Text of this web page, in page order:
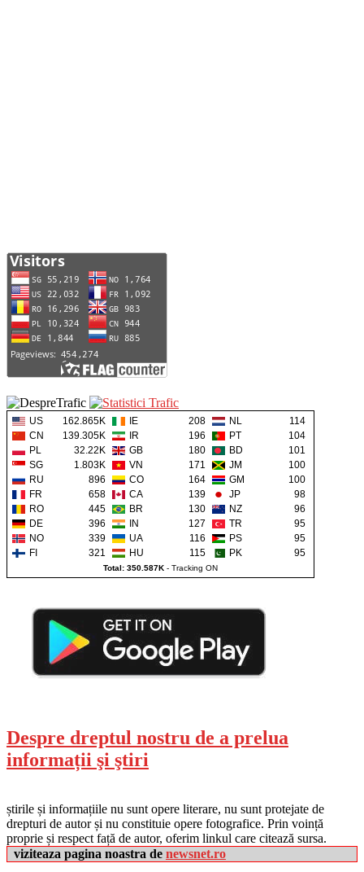
US 162.865K IE 208 NL
114
CN
139.305K IR 196 PT
104
PL
32.22K GB 180 BD
101
SG
1.803K VN 171 JM
100
RU
896 CO 164 GM
100
FR
658 CA 139 JP
98
RO
445 BR 130 NZ
96
DE
396 IN 127 TR
95
NO
339 UA 116 PS
95
FI
321 HU 115 PK 95
Total: 350.587K - Tracking ON
Despre dreptul nostru de a prelua
informații şi ştiri
știrile și informațiile nu sunt opere literare, nu sunt protejate de
drepturi de autor și nu constituie opere fotografice. Prin voință
proprie și respect față de autor, oferim linkul care citează sursa.
viziteaza pagina noastra de newsnet.ro